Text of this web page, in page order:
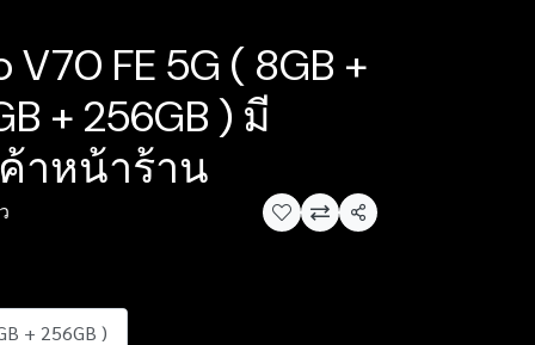
FE 5G ( 8GB +
+ 256GB ) มี
าหน้าร้าน
แชร์
+ 256GB )